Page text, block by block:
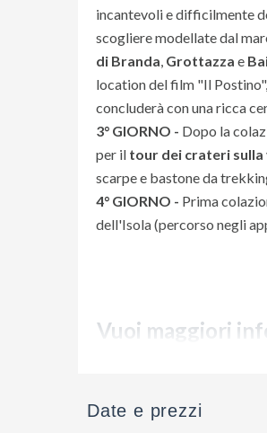
incantevoli e difficilmente
scogliere modellate dal
di Branda, Grottazza e
location del film "Il
concluderà con una ricca
3° GIORNO - Dopo la
per il tour dei crateri
scarpe e bastone da
4° GIORNO - Prima
dell'Isola (percorso negli
Vuoi maggiori
Date e prezzi